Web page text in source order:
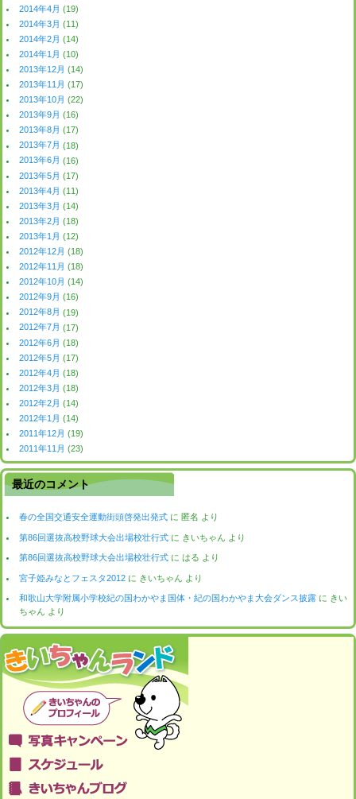
2014年4月 (19)
2014年3月 (11)
2014年2月 (14)
2014年1月 (10)
2013年12月 (14)
2013年11月 (17)
2013年10月 (22)
2013年9月 (16)
2013年8月 (17)
2013年7月 (18)
2013年6月 (16)
2013年5月 (17)
2013年4月 (11)
2013年3月 (14)
2013年2月 (18)
2013年1月 (12)
2012年12月 (18)
2012年11月 (18)
2012年10月 (14)
2012年9月 (16)
2012年8月 (19)
2012年7月 (17)
2012年6月 (18)
2012年5月 (17)
2012年4月 (18)
2012年3月 (18)
2012年2月 (14)
2012年1月 (14)
2011年12月 (19)
2011年11月 (23)
最近のコメント
春の全国交通安全運動街頭啓発出発式 に 匿名 より
第86回選抜高校野球大会出場校壮行式 に きいちゃん より
第86回選抜高校野球大会出場校壮行式 にはる より
宮子姫みなとフェスタ2012 に きいちゃん より
和歌山大学附属小学校紀の国わかやま国体・紀の国わかやま大会ダンス披露 に きい
ちゃん より